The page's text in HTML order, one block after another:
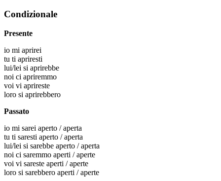
Condizionale
Presente
io mi aprirei
tu ti apriresti
lui/lei si aprirebbe
noi ci apriremmo
voi vi aprireste
loro si aprirebbero
Passato
io mi sarei aperto / aperta
tu ti saresti aperto / aperta
lui/lei si sarebbe aperto / aperta
noi ci saremmo aperti / aperte
voi vi sareste aperti / aperte
loro si sarebbero aperti / aperte